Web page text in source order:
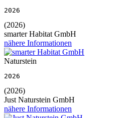
2026
(2026)
smarter Habitat GmbH
nähere Informationen
Naturstein
2026
(2026)
Just Naturstein GmbH
nähere Informationen